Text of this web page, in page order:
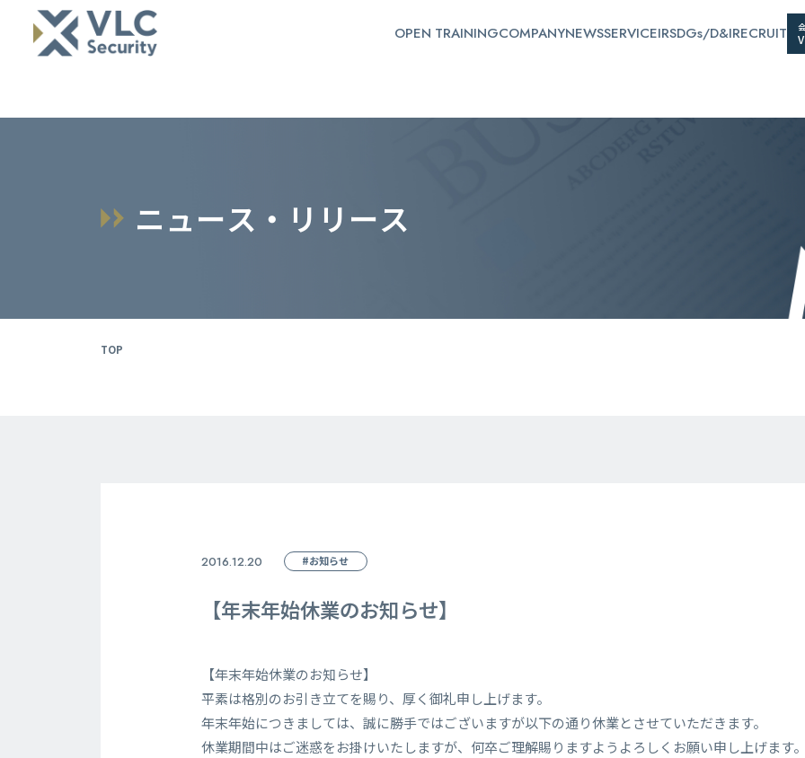
OPEN TRAININGCOMPANYNEWSSERVICEIRSDGs/D&IRECRUIT
ニュース ・ リ リ ース
TOP
2016.12.20 #お知らせ
【年末年始休業のお知らせ】
【年末年始休業のお知らせ】
平素は格別のお引き立てを賜り、厚く御礼申し上げます。
年末年始につきましては、誠に勝手ではございますが以下の通り休業とさせていただきます。
休業期間中はご迷惑をお掛けいたしますが、何卒ご理解賜りますようよろしくお願い申し上げます